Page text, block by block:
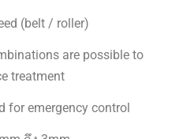
(belt / roller)
are possible to
treatment
for emergency control